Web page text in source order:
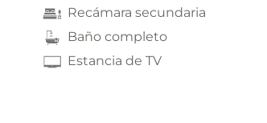
Recámara secundaria
Baño completo
Estancia de TV